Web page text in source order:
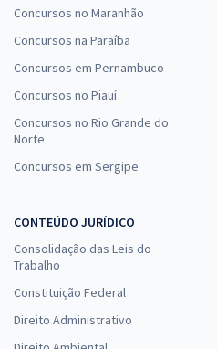
Concursos no Maranhão
Concursos na Paraíba
Concursos em Pernambuco
Concursos no Piauí
Concursos no Rio Grande do
Norte
Concursos em Sergipe
CONTEÚDO JURÍDICO
Consolidação das Leis do
Trabalho
Constituição Federal
Direito Administrativo